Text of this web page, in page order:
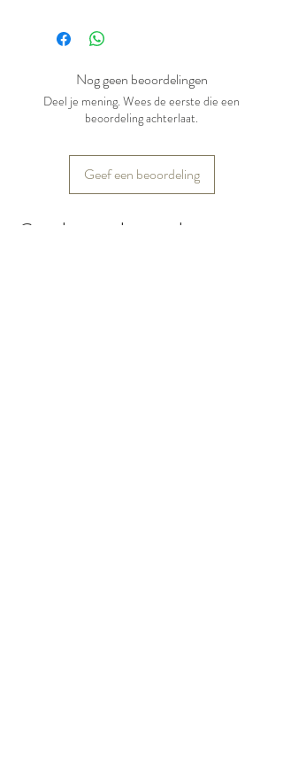
Nog geen beoordelingen
Deel je mening. Wees de eerste die een
beoordeling achterlaat.
Geef een beoordeling